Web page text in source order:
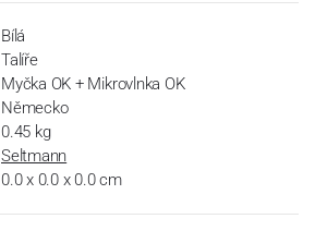
Bílá
Talíře
Myčka OK + Mikrovlnka OK
Německo
0.45 kg
Seltmann
0.0 x 0.0 x 0.0 cm